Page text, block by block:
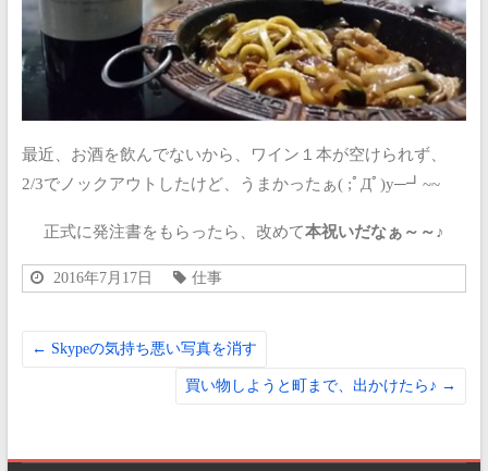
最近、お酒を飲んでないから、ワイン１本が空けられず、
2/3でノックアウトしたけど、うまかったぁ( ;ﾟДﾟ)y─┛~~
正式に発注書をもらったら、改めて本祝いだなぁ～～♪
2016年7月17日 仕事
← Skypeの気持ち悪い写真を消す
買い物しようと町まで、出かけたら♪ →